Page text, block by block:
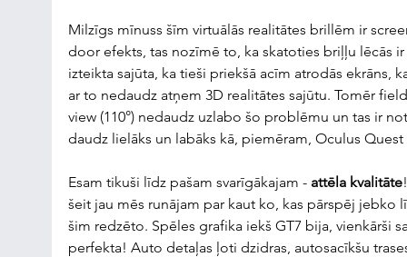
Milzīgs mīnuss šīm virtuālās realitātes brillēm ir
door efekts, tas nozīmē to, ka skatoties briļļu lēcās ir
izteikta sajūta, ka tieši priekšā acīm atrodās ekrāns,
ar to nedaudz atņem 3D realitātes sajūtu. Tomēr
view (110°) nedaudz uzlabo šo problēmu un tas ir
daudz lielāks un labāks kā, piemēram, Oculus Quest
Esam tikuši līdz pašam svarīgākajam - attēla kvalitāte
šeit jau mēs runājam par kaut ko, kas pārspēj jebko
šim redzēto. Spēles grafika iekš GT7 bija, vienkārši
perfekta! Auto detaļas ļoti dzidras, autosacīkšu